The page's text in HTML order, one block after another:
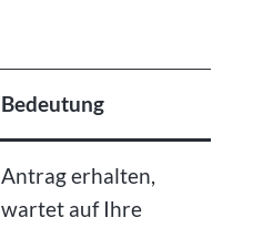
Bedeutung
Antrag erhalten,
wartet auf Ihre